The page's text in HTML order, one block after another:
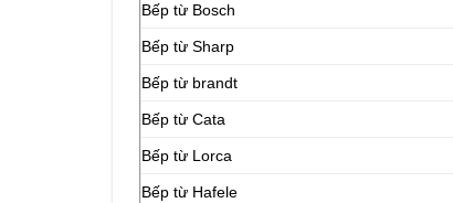
Bếp từ Bosch
Bếp từ Sharp
Bếp từ brandt
Bếp từ Cata
Bếp từ Lorca
Bếp từ Hafele